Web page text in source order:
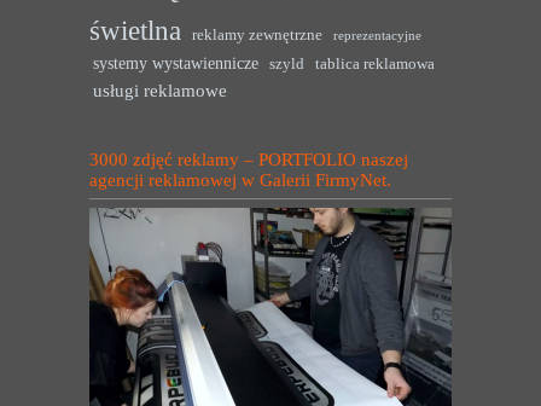
świetlna
reklamy zewnętrzne reprezentacyjne
systemy wystawiennicze szyld tablica reklamowa
usługi reklamowe
3000 zdjęć reklamy – PORTFOLIO naszej
agencji reklamowej w Galerii FirmyNet.